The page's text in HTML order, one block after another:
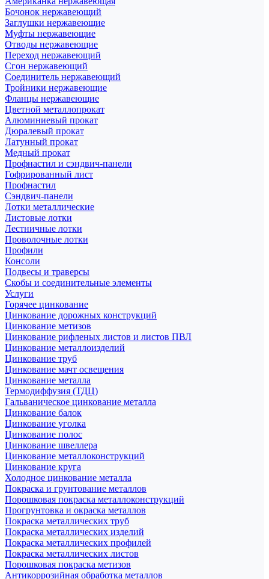
Бочонок нержавеющий
Заглушки нержавеющие
Муфты нержавеющие
Отводы нержавеющие
Переход нержавеющий
Сгон нержавеющий
Соединитель нержавеющий
Тройники нержавеющие
Фланцы нержавеющие
Цветной металлопрокат
Алюминиевый прокат
Дюралевый прокат
Латунный прокат
Медный прокат
Профнастил и сэндвич-панели
Гофрированный лист
Профнастил
Сэндвич-панели
Лотки металлические
Листовые лотки
Лестничные лотки
Проволочные лотки
Профили
Консоли
Подвесы и траверсы
Скобы и соединительные элементы
Услуги
Горячее цинкование
Цинкование дорожных конструкций
Цинкование метизов
Цинкование рифленых листов и листов ПВЛ
Цинкование металлоизделий
Цинкование труб
Цинкование мачт освещения
Цинкование металла
Термодиффузия (ТДЦ)
Гальваническое цинкование металла
Цинкование балок
Цинкование уголка
Цинкование полос
Цинкование швеллера
Цинкование металлоконструкций
Цинкование круга
Холодное цинкование металла
Покраска и грунтование металлов
Порошковая покраска металлоконструкций
Прогрунтовка и окраска металлов
Покраска металлических труб
Покраска металлических изделий
Покраска металлических профилей
Покраска металлических листов
Порошковая покраска метизов
Антикоррозийная обработка металлов